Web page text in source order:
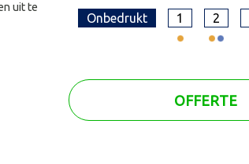
Onbedrukt 1 2
OFFERTE
uit te